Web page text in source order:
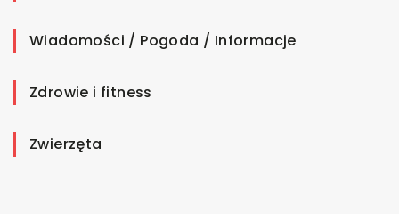
Wiadomości / Pogoda / Informacje
Zdrowie i fitness
Zwierzęta